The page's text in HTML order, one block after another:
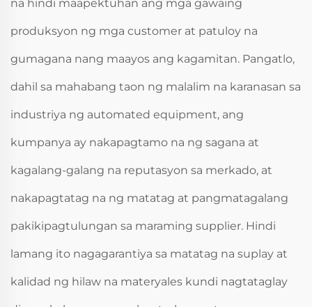
na hindi maapektuhan ang mga gawaing
produksyon ng mga customer at patuloy na
gumagana nang maayos ang kagamitan. Pangatlo,
dahil sa mahabang taon ng malalim na karanasan sa
industriya ng automated equipment, ang
kumpanya ay nakapagtamo na ng sagana at
kagalang-galang na reputasyon sa merkado, at
nakapagtatag na ng matatag at pangmatagalang
pakikipagtulungan sa maraming supplier. Hindi
lamang ito nagagarantiya sa matatag na suplay at
kalidad ng hilaw na materyales kundi nagtataglay